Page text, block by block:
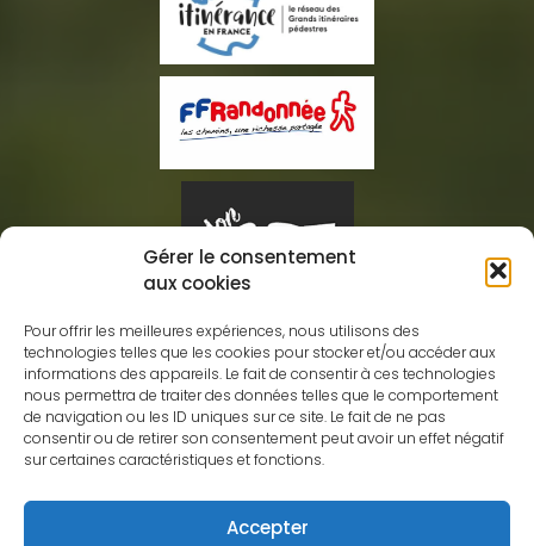
Gérer le consentement
aux cookies
Pour offrir les meilleures expériences, nous utilisons des
technologies telles que les cookies pour stocker et/ou accéder aux
informations des appareils. Le fait de consentir à ces technologies
nous permettra de traiter des données telles que le comportement
de navigation ou les ID uniques sur ce site. Le fait de ne pas
consentir ou de retirer son consentement peut avoir un effet négatif
sur certaines caractéristiques et fonctions.
Accepter
Association des Amis GRdistes
Eric CHAIGNEAU
10 rue de Villotte
assogr10@gmail.com